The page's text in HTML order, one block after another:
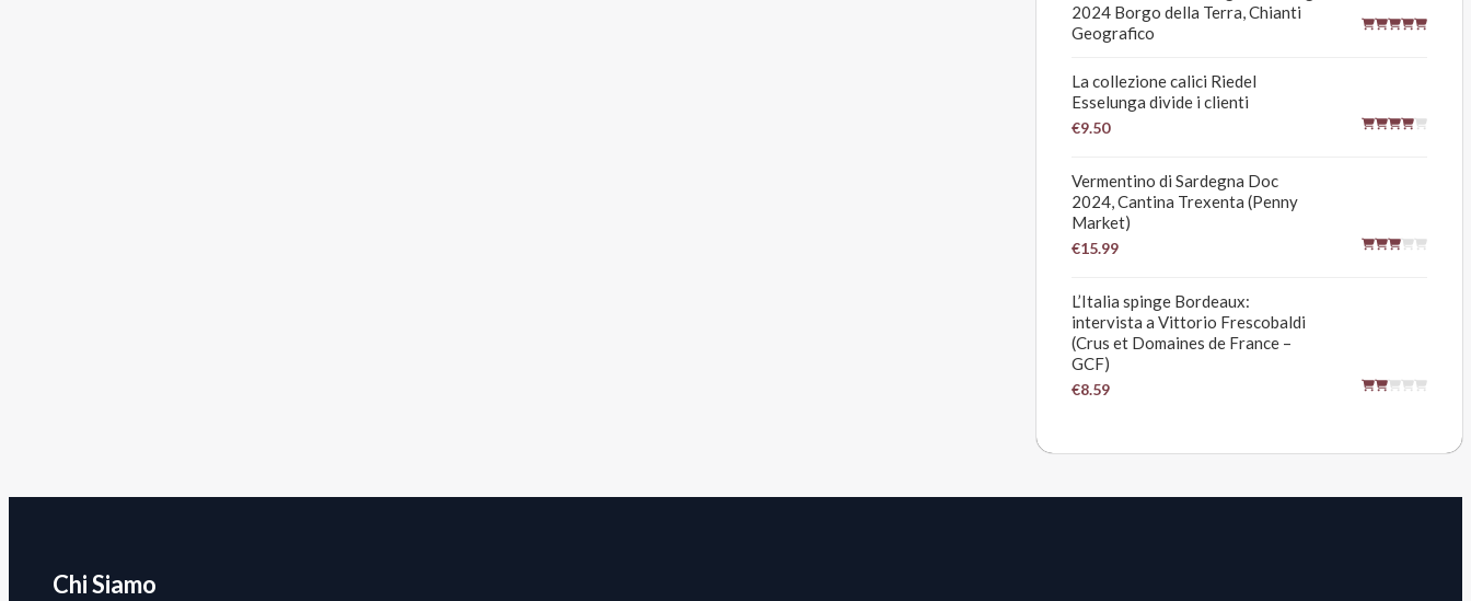
2024 Borgo della Terra, Chianti
Geografico
La collezione calici Riedel
Esselunga divide i clienti
€9.50
Vermentino di Sardegna Doc
2024, Cantina Trexenta (Penny
Market)
€15.99
L’Italia spinge Bordeaux:
intervista a Vittorio Frescobaldi
(Crus et Domaines de France –
GCF)
€8.59
Chi Siamo